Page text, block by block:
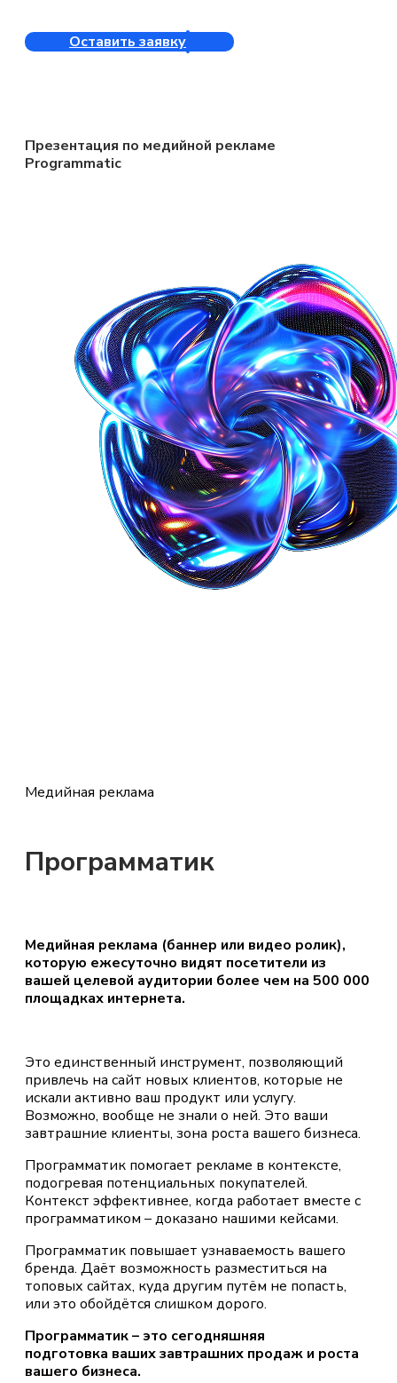
Оставить заявку
Презентация по медийной рекламе
Programmatic
Медийная реклама
Программатик
Медийная реклама (баннер или видео ролик),
которую ежесуточно видят посетители из
вашей целевой аудитории более чем на 500 000
площадках интернета.
Это единственный инструмент, позволяющий
привлечь на сайт новых клиентов, которые не
искали активно ваш продукт или услугу.
Возможно, вообще не знали о ней. Это ваши
завтрашние клиенты, зона роста вашего бизнеса.
Программатик помогает рекламе в контексте,
подогревая потенциальных покупателей.
Контекст эффективнее, когда работает вместе с
программатиком – доказано нашими кейсами.
Программатик повышает узнаваемость вашего
бренда. Даёт возможность разместиться на
топовых сайтах, куда другим путём не попасть,
или это обойдётся слишком дорого.
Программатик – это сегодняшняя
подготовка ваших завтрашних продаж и роста
вашего бизнеса.